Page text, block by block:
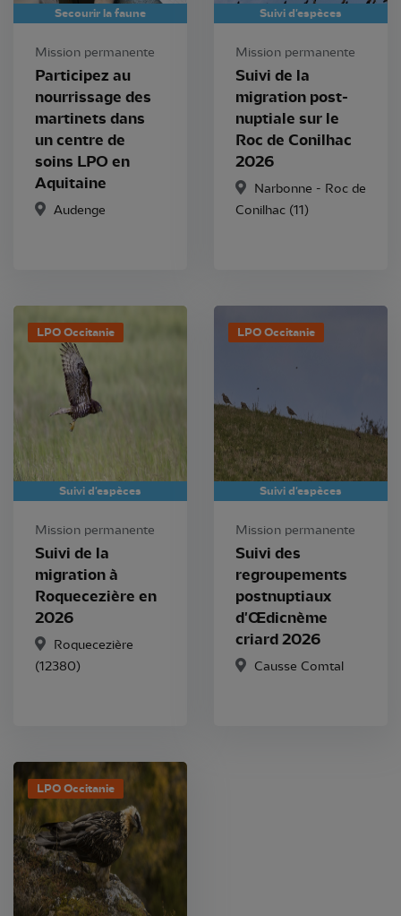
Secourir la faune
Mission permanente
Participez au
nourrissage des
martinets dans
un centre de
soins LPO en
Aquitaine
Audenge
Suivi d'espèces
Mission permanente
Suivi de la
migration post-
nuptiale sur le
Roc de Conilhac
2026
Narbonne - Roc de
Conilhac (11)
LPO Occitanie
Suivi d'espèces
Mission permanente
Suivi de la
migration à
Roquecezière en
2026
Roquecezière
(12380)
LPO Occitanie
Suivi d'espèces
Mission permanente
Suivi des
regroupements
postnuptiaux
d'Œdicnème
criard 2026
Causse Comtal
LPO Occitanie